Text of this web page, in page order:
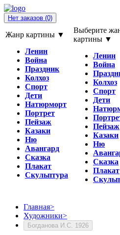
Нет заказов (0)
Жанр картины ▼
Ленин
Война
Праздник
Колхоз
Спорт
Дети
Натюрморт
Портрет
Пейзаж
Казаки
Ню
Авангард
Сказка
Плакат
Скульптура
Выберите
картины ▼
Ленин
Война
Колхоз
Спорт
Дети
Пейзаж
Казаки
Ню
Сказка
Плакат
Главная>
Художники>
Богданова И.С. 1926